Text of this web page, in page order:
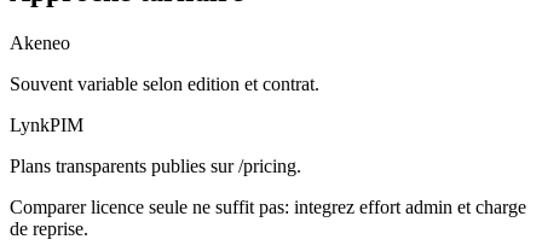
Akeneo
Souvent variable selon edition et contrat.
LynkPIM
Plans transparents publies sur /pricing.
Comparer licence seule ne suffit pas: integrez effort admin et charge
de reprise.